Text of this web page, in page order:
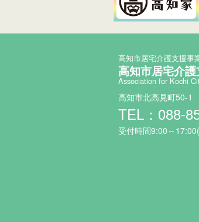
高知市居宅介護支援事
高知市居宅介
Association for Kochi
高知市北高見町50-1
TEL：088-
受付時間9:00～